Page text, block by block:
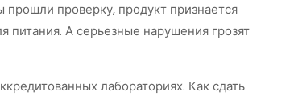
проверку, продукт признается
питания. А серьезные нарушения грозят
лабораториях. Как сдать